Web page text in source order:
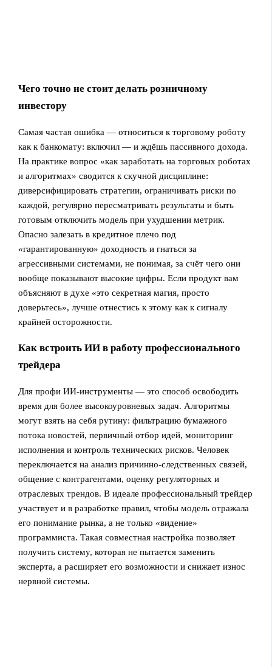
Чего точно не стоит делать розничному
инвестору
Самая частая ошибка — относиться к торговому роботу
как к банкомату: включил — и ждёшь пассивного дохода.
На практике вопрос «как заработать на торговых роботах
и алгоритмах» сводится к скучной дисциплине:
диверсифицировать стратегии, ограничивать риски по
каждой, регулярно пересматривать результаты и быть
готовым отключить модель при ухудшении метрик.
Опасно залезать в кредитное плечо под
«гарантированную» доходность и гнаться за
агрессивными системами, не понимая, за счёт чего они
вообще показывают высокие цифры. Если продукт вам
объясняют в духе «это секретная магия, просто
доверьтесь», лучше отнестись к этому как к сигналу
крайней осторожности.
Как встроить ИИ в работу профессионального
трейдера
Для профи ИИ‑инструменты — это способ освободить
время для более высокоуровневых задач. Алгоритмы
могут взять на себя рутину: фильтрацию бумажного
потока новостей, первичный отбор идей, мониторинг
исполнения и контроль технических рисков. Человек
переключается на анализ причинно‑следственных связей,
общение с контрагентами, оценку регуляторных и
отраслевых трендов. В идеале профессиональный трейдер
участвует и в разработке правил, чтобы модель отражала
его понимание рынка, а не только «видение»
программиста. Такая совместная настройка позволяет
получить систему, которая не пытается заменить
эксперта, а расширяет его возможности и снижает износ
нервной системы.